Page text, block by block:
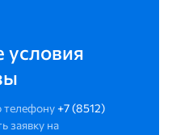
условия
телефону +7 (8512)
заявку на